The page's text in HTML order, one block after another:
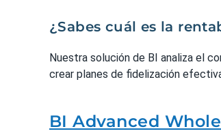
¿Sabes cuál es la
Nuestra solución de BI analiza el
crear planes de fidelización
BI Advanced